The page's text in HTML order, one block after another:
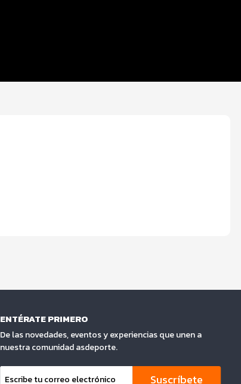
ENTÉRATE PRIMERO
De las novedades, eventos y experiencias que unen a
nuestra comunidad asdeporte.
Suscríbete